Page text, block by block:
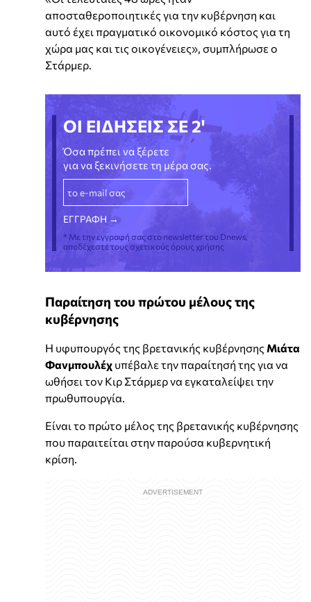
αποσταθεροποιητικές για την κυβέρνηση και
αυτό έχει πραγματικό οικονομικό κόστος για τη
χώρα μας και τις οικογένειες», συμπλήρωσε ο
Στάρμερ.
ΟΙ ΕΙΔΗΣΕΙΣ ΣΕ 2'
Όσα πρέπει να ξέρετε
για να ξεκινήσετε τη μέρα σας.
* Με την εγγραφή σας στο newsletter του Dnews,
αποδέχεστε τους σχετικούς όρους χρήσης
Παραίτηση του πρώτου μέλους της
κυβέρνησης
Η υφυπουργός της βρετανικής κυβέρνησης Μιάτα
Φανμπουλέχ υπέβαλε την παραίτησή της για να
ωθήσει τον Κιρ Στάρμερ να εγκαταλείψει την
πρωθυπουργία.
Είναι το πρώτο μέλος της βρετανικής κυβέρνησης
που παραιτείται στην παρούσα κυβερνητική
κρίση.